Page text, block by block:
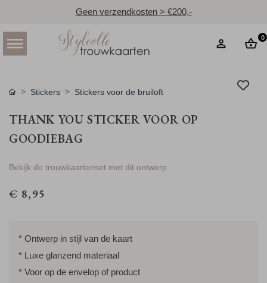
Geen verzendkosten > €200,-
0
Stickers Stickers voor de bruiloft
THANK YOU STICKER VOOR OP
GOODIEBAG
Bekijk de trouwkaartenset met dit ontwerp
€ 8,95
* Ontwerp in stijl van de kaart
* Luxe glanzend materiaal
* Voor op de envelop of product